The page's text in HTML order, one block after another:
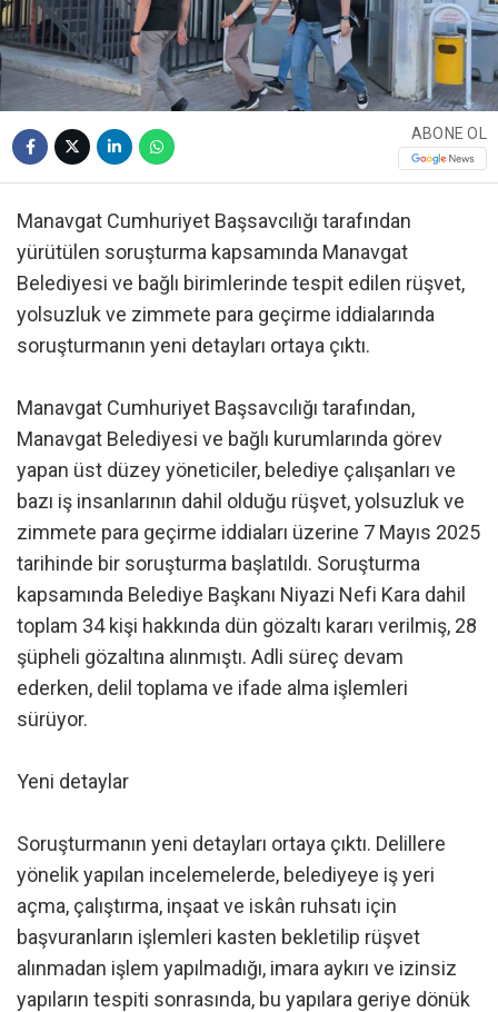
ABONE OL
Manavgat Cumhuriyet Başsavcılığı tarafından
yürütülen soruşturma kapsamında Manavgat
Belediyesi ve bağlı birimlerinde tespit edilen rüşvet,
yolsuzluk ve zimmete para geçirme iddialarında
soruşturmanın yeni detayları ortaya çıktı.
Manavgat Cumhuriyet Başsavcılığı tarafından,
Manavgat Belediyesi ve bağlı kurumlarında görev
yapan üst düzey yöneticiler, belediye çalışanları ve
bazı iş insanlarının dahil olduğu rüşvet, yolsuzluk ve
zimmete para geçirme iddiaları üzerine 7 Mayıs 2025
tarihinde bir soruşturma başlatıldı. Soruşturma
kapsamında Belediye Başkanı Niyazi Nefi Kara dahil
toplam 34 kişi hakkında dün gözaltı kararı verilmiş, 28
şüpheli gözaltına alınmıştı. Adli süreç devam
ederken, delil toplama ve ifade alma işlemleri
sürüyor.
Yeni detaylar
Soruşturmanın yeni detayları ortaya çıktı. Delillere
yönelik yapılan incelemelerde, belediyeye iş yeri
açma, çalıştırma, inşaat ve iskân ruhsatı için
başvuranların işlemleri kasten bekletilip rüşvet
alınmadan işlem yapılmadığı, imara aykırı ve izinsiz
yapıların tespiti sonrasında, bu yapılara geriye dönük